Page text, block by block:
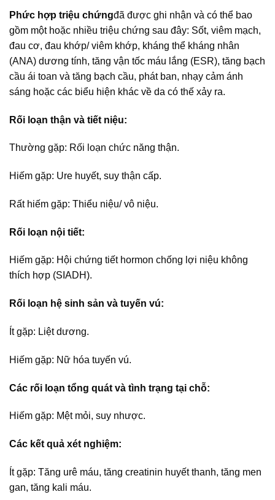
Phức hợp triệu chứngđã được ghi nhận và có thể bao
gồm một hoặc nhiều triệu chứng sau đây: Sốt, viêm mạch,
đau cơ, đau khớp/ viêm khớp, kháng thể kháng nhân
(ANA) dương tính, tăng vận tốc máu lắng (ESR), tăng bạch
cầu ái toan và tăng bạch cầu, phát ban, nhạy cảm ánh
sáng hoặc các biểu hiện khác về da có thế xảy ra.
Rối loạn thận và tiết niệu:
Thường gặp: Rối loạn chức năng thận.
Hiếm gặp: Ure huyết, suy thận cấp.
Rất hiếm gặp: Thiểu niệu/ vô niệu.
Rối loạn nội tiết:
Hiếm gặp: Hội chứng tiết hormon chống lợi niệu không
thích hợp (SIADH).
Rối loạn hệ sinh sản và tuyến vú:
Ít gặp: Liệt dương.
Hiếm gặp: Nữ hóa tuyến vú.
Các rối loạn tổng quát và tình trạng tại chỗ:
Hiếm gặp: Mệt mỏi, suy nhược.
Các kết quả xét nghiệm:
Ít gặp: Tăng urê máu, tăng creatinin huyết thanh, tăng men
gan, tăng kali máu.